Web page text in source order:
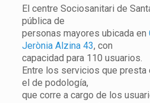
El centre Sociosanitari de
pública de
personas mayores ubicada en
Jerònia Alzina 43, con
capacidad para 110 usuarios.
Entre los servicios que presta
el de podología,
que corre a cargo de los